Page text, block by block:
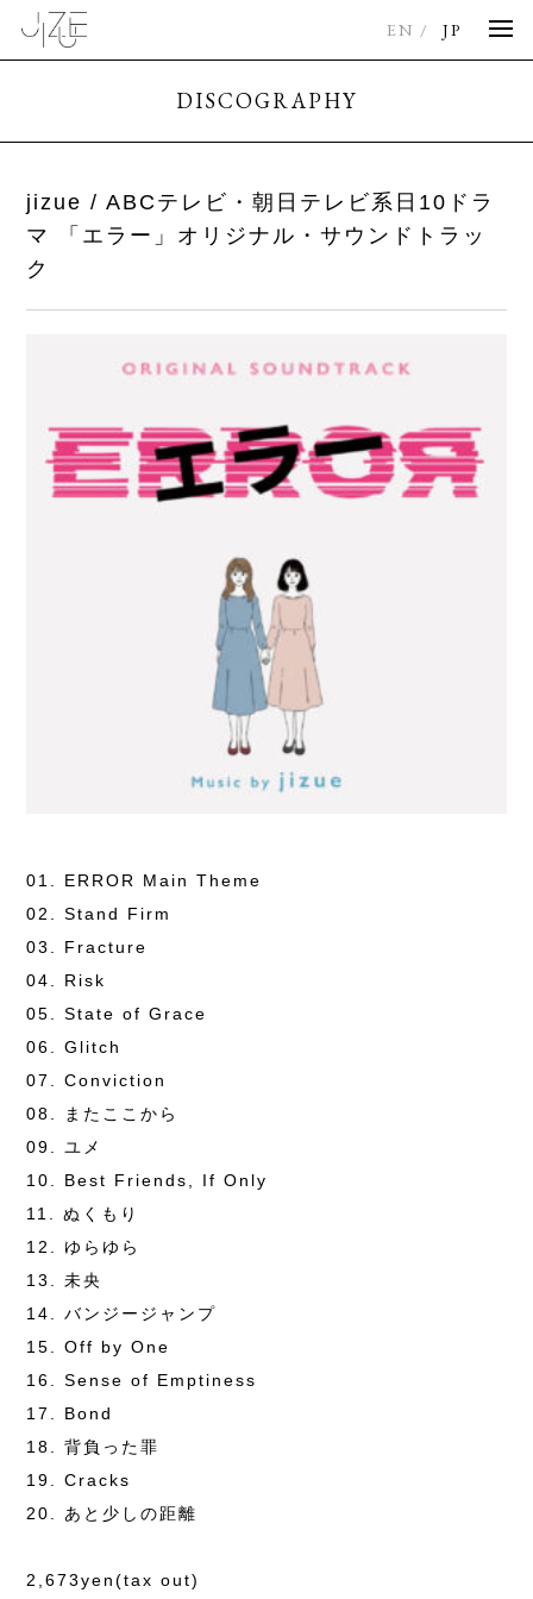
EN JP
DISCOGRAPHY
jizue / ABCテレビ・朝日テレビ系日10ドラ
マ 「エラー」オリジナル・サウンドトラッ
ク
01. ERROR Main Theme
02. Stand Firm
03. Fracture
04. Risk
05. State of Grace
06. Glitch
07. Conviction
08. またここから
09. ユメ
10. Best Friends, If Only
11. ぬくもり
12. ゆらゆら
13. 未央
14. バンジージャンプ
15. Off by One
16. Sense of Emptiness
17. Bond
18. 背負った罪
19. Cracks
20. あと少しの距離
2,673yen(tax out)